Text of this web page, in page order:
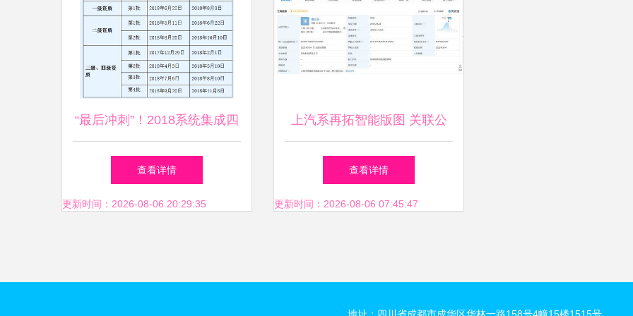
“最后冲刺”！2018系统集成四
级资质第2批申报倒计时，4月
截止！
查看详情
更新时间：2026-08-06 20:29:35
上汽系再拓智能版图 关联公
司成立机器人科技公司，加码
信息系统集成服务
查看详情
更新时间：2026-08-06 07:45:47